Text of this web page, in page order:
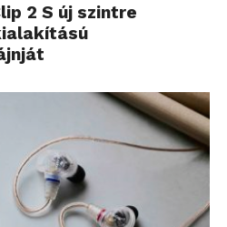
2 S új szintre